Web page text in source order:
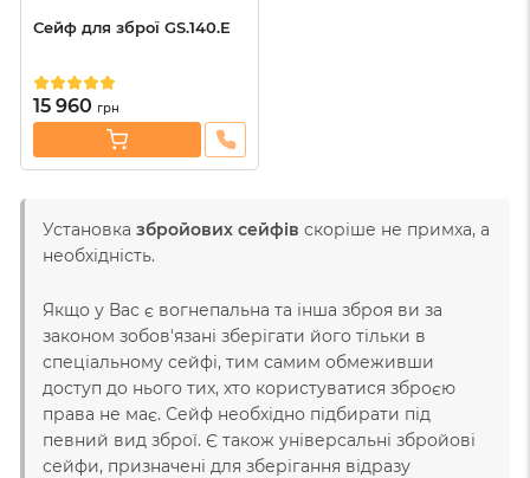
Сейф для зброї GS.140.E
15 960 грн
Установка збройових сейфів скоріше не примха, а
необхідність.
Якщо у Вас є вогнепальна та інша зброя ви за
законом зобов'язані зберігати його тільки в
спеціальному сейфі, тим самим обмеживши
доступ до нього тих, хто користуватися зброєю
права не має. Сейф необхідно підбирати під
певний вид зброї. Є також універсальні збройові
сейфи, призначені для зберігання відразу